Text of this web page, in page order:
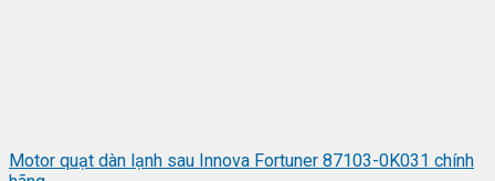
Motor quạt dàn lạnh sau Innova Fortuner 87103-0K031 chính